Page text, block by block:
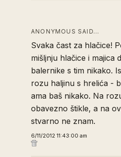
ANONYMOUS SAID…
Svaka čast za hlačice!
mišljnju hlačice i majica
balernike s tim nikako.
rozu haljinu s hrelića -
ama baš nikako. Na
obavezno štikle, a na
stvarno ne znam.
6/11/2012 11:43:00 am